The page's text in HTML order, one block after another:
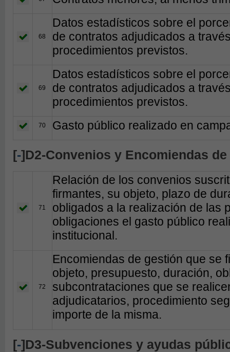
68
Datos estadísticos sobre el
de contratos adjudicados a
procedimientos previstos.
69
Datos estadísticos sobre el
de contratos adjudicados a
procedimientos previstos.
70 Gasto público realizado en
[-]D2-Convenios y Encomiendas
71
Relación de los convenios
firmantes, su objeto, plazo de
obligados a la realización de las
obligaciones el gasto público
institucional.
72
Encomiendas de gestión que se
objeto, presupuesto, duración,
subcontrataciones que se
adjudicatarios, procedimiento
importe de la misma.
[-]D3-Subvenciones y ayudas